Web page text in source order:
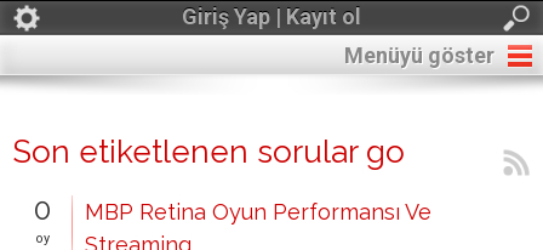
Giriş Yap | Kayıt ol
Menüyü göster
Son etiketlenen sorular go
0
oy
MBP Retina Oyun Performansı Ve
Streaming